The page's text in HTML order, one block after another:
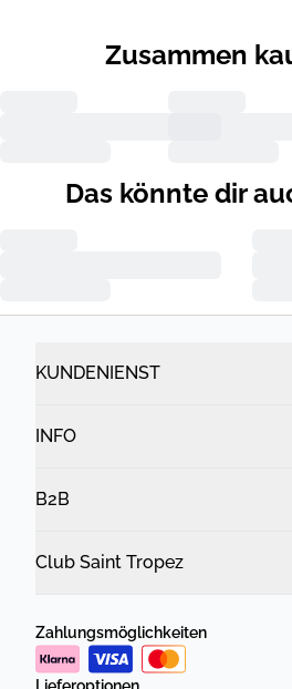
Zusammen
Das könnte dir
KUNDENIENST
INFO
B2B
Club Saint Tropez
Zahlungsmöglichkeiten